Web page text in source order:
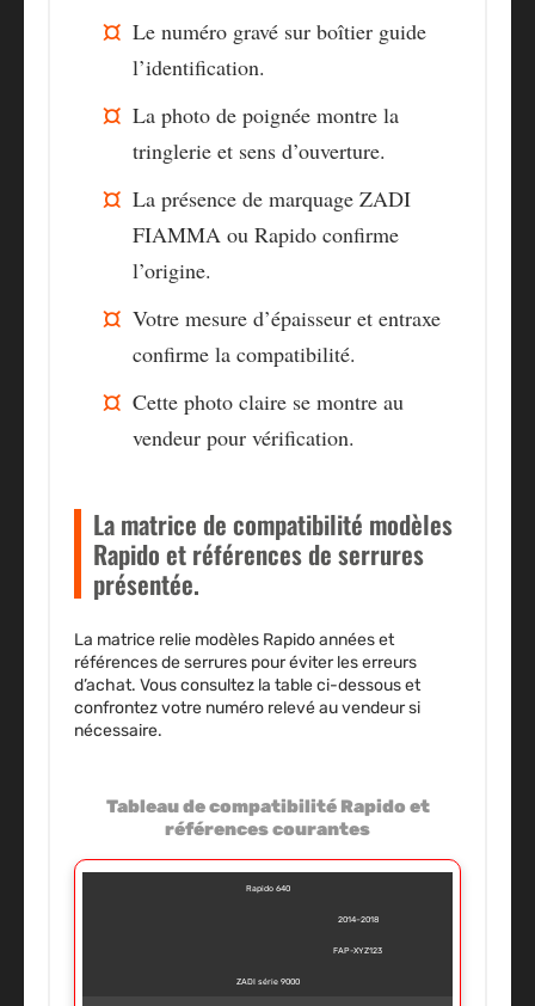
Le numéro gravé sur boîtier guide
l’identification.
La photo de poignée montre la
tringlerie et sens d’ouverture.
La présence de marquage ZADI
FIAMMA ou Rapido confirme
l’origine.
Votre mesure d’épaisseur et entraxe
confirme la compatibilité.
Cette photo claire se montre au
vendeur pour vérification.
La matrice de compatibilité modèles
Rapido et références de serrures
présentée.
La matrice relie modèles Rapido années et
références de serrures pour éviter les erreurs
d’achat. Vous consultez la table ci-dessous et
confrontez votre numéro relevé au vendeur si
nécessaire.
Tableau de compatibilité Rapido et
références courantes
Rapido 640
2014–2018
FAP-XYZ123
ZADI série 9000